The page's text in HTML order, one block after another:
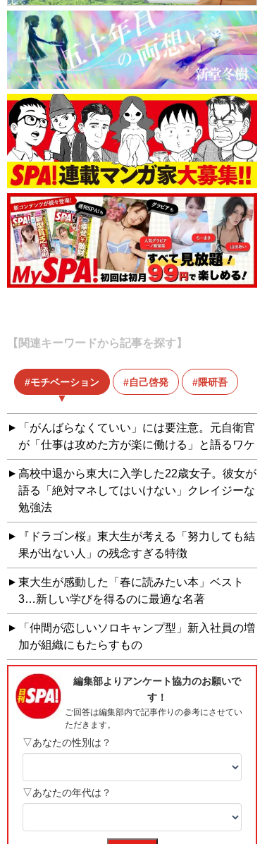
【関連キーワードから記事を探す】
モチベーション 自己啓発 隈研吾
「がんばらなくていい」には要注意。元自衛官
が「仕事は攻めた方が楽に働ける」と語るワケ
高校中退から東大に入学した22歳女子。彼女が
語る「絶対マネしてはいけない」クレイジーな
勉強法
『ドラゴン桜』東大生が考える「努力しても結
果が出ない人」の残念すぎる特徴
東大生が感動した「春に読みたい本」ベスト
3…新しい学びを得るのに最適な名著
「仲間が恋しいソロキャンプ型」新入社員の増
加が組織にもたらすもの